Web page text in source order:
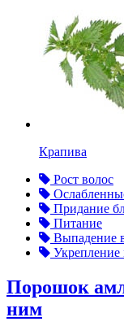
Крапива
Рост волос
Придание
Питание
Выпадение
Укрепление
Порошок
ним